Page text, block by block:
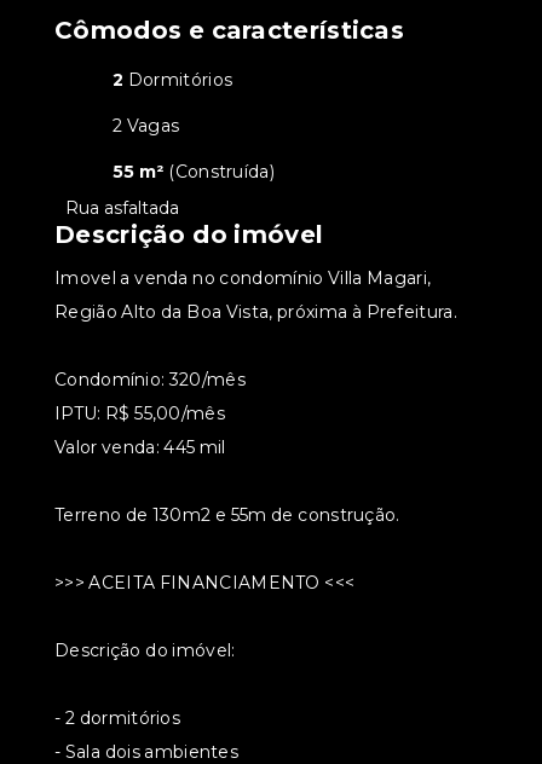
Cômodos e características
2 Dormitórios
2 Vagas
55 m² (Construída)
Rua asfaltada
Descrição do imóvel
Imovel a venda no condomínio Villa Magari,
Região Alto da Boa Vista, próxima à Prefeitura.
Condomínio: 320/mês
IPTU: R$ 55,00/mês
Valor venda: 445 mil
Terreno de 130m2 e 55m de construção.
>>> ACEITA FINANCIAMENTO <<<
Descrição do imóvel:
- 2 dormitórios
- Sala dois ambientes